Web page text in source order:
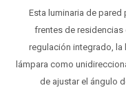
Esta luminaria de
frentes de residencias
regulación integrado, la
lámpara como
de ajustar el ángulo